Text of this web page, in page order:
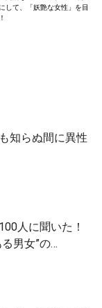
して、「妖艶な女性」を目
知らぬ間に異性
人に聞いた！
男女”の…